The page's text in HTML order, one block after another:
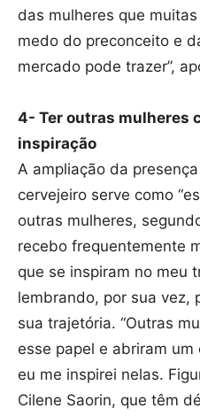
das mulheres que
medo do preconceito e
mercado pode trazer”,
4- Ter outras mulheres
inspiração
A ampliação da
cervejeiro serve como
outras mulheres,
recebo frequentemente
que se inspiram no meu
lembrando, por sua vez,
sua trajetória. “Outras
esse papel e abriram
eu me inspirei nelas.
Cilene Saorin, que têm